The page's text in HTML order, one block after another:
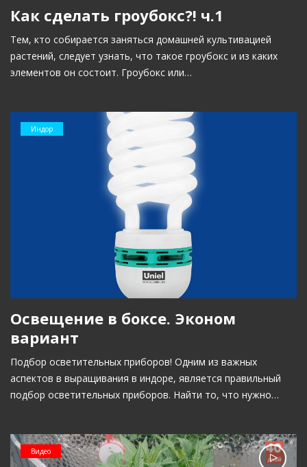
Как сделать гроубокс?! ч.1
Тем, кто собирается заняться домашней культивацией
растений, следует узнать, что такое гроубокс и из каких
элементов он состоит. Гроубокс или…
Индор
Освещение в боксе. Эконом
вариант
Подбор осветительных приборов! Одним из важных
аспектов в выращивания в индоре, является правильный
подбор осветительных приборов. Найти то, что нужно…
Видео